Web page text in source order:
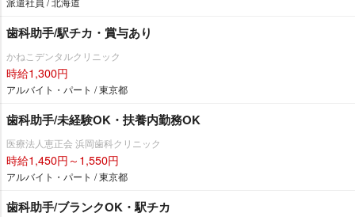
歯科助手/駅チカ・賞与あり
かねこデンタルクリニック
時給1,300円
アルバイト・パート / 東京都
歯科助手/未経験OK・扶養内勤務OK
医療法人恵正会 浜岡歯科クリニック
時給1,450円～1,550円
アルバイト・パート / 東京都
歯科助手/ブランクOK・駅チカ